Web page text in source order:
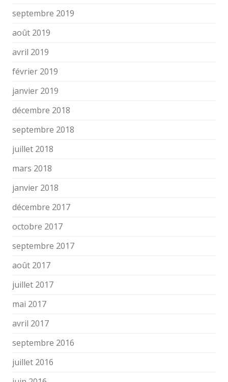
septembre 2019
août 2019
avril 2019
février 2019
janvier 2019
décembre 2018
septembre 2018
juillet 2018
mars 2018
janvier 2018
décembre 2017
octobre 2017
septembre 2017
août 2017
juillet 2017
mai 2017
avril 2017
septembre 2016
juillet 2016